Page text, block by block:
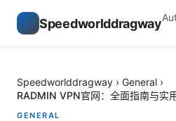
Speedworlddragway
Speedworlddragway › General ›
RADMIN VPN官网：全面指南与实
GENERAL